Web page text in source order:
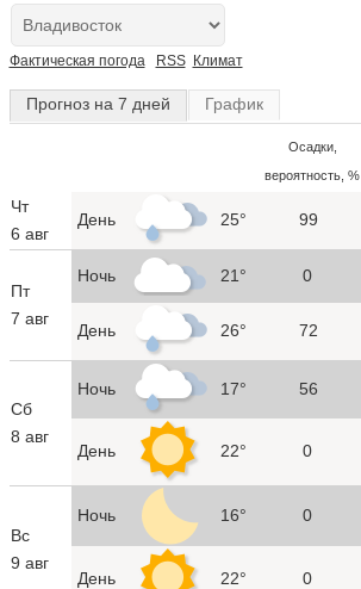
Фактическая погода RSS Климат
Прогноз на 7 дней График
Осадки,
вероятность, %
Чт
6 авг
День 25° 99
Пт
7 авг
Ночь 21° 0
День 26° 72
Сб
8 авг
Ночь 17° 56
День 22° 0
Вс
9 авг
Ночь 16° 0
День 22° 0